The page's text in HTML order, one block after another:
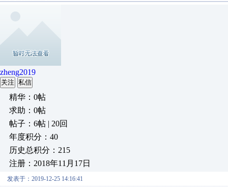
zheng2019
关注 私信
精华：0帖
求助：0帖
帖子：6帖 | 20回
年度积分：40
历史总积分：215
注册：2018年11月17日
发表于：2019-12-25 14:16:41